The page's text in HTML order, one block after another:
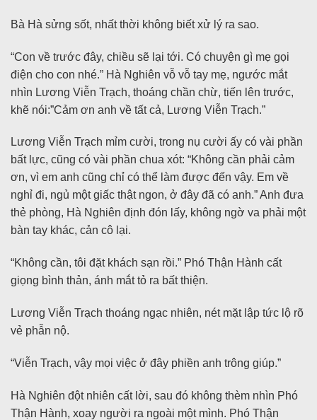
Bà Hà sửng sốt, nhất thời không biết xử lý ra sao.
“Con về trước đây, chiều sẽ lại tới. Có chuyện gì mẹ gọi
điện cho con nhé.” Hà Nghiên vỗ vỗ tay mẹ, ngước mắt
nhìn Lương Viễn Trạch, thoáng chần chừ, tiến lên trước,
khẽ nói:”Cảm ơn anh về tất cả, Lương Viễn Trạch.”
Lương Viễn Trạch mỉm cười, trong nụ cười ấy có vài phần
bất lực, cũng có vài phần chua xót: “Không cần phải cảm
ơn, vì em anh cũng chỉ có thể làm được đến vậy. Em về
nghỉ đi, ngủ một giấc thật ngon, ở đây đã có anh.” Anh đưa
thẻ phòng, Hà Nghiên định đón lấy, không ngờ va phải một
bàn tay khác, cản cô lại.
“Không cần, tôi đặt khách sạn rồi.” Phó Thận Hành cất
giọng bình thản, ánh mắt tỏ ra bất thiện.
Lương Viễn Trạch thoáng ngạc nhiên, nét mặt lập tức lộ rõ
vẻ phẫn nộ.
“Viễn Trạch, vậy mọi việc ở đây phiền anh trông giúp.”
Hà Nghiên đột nhiên cất lời, sau đó không thèm nhìn Phó
Thận Hành, xoay người ra ngoài một mình. Phó Thận